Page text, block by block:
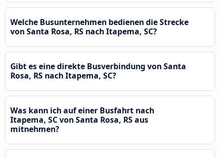
Welche Busunternehmen bedienen die Strecke
von Santa Rosa, RS nach Itapema, SC?
Gibt es eine direkte Busverbindung von Santa
Rosa, RS nach Itapema, SC?
Was kann ich auf einer Busfahrt nach
Itapema, SC von Santa Rosa, RS aus
mitnehmen?